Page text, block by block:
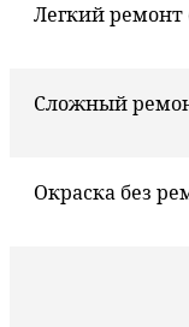
Легкий ремонт
Сложный
Окраска без